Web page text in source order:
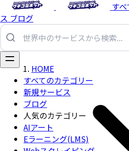
す
ス ブログ
すべてのカテゴリー
新規サービス
ブログ
人気のカテゴリー
AIアート
Eラーニング(LMS)
HOME